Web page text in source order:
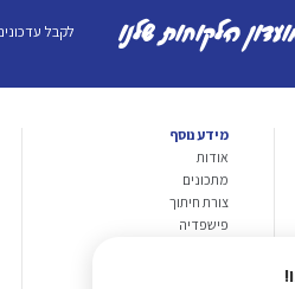
הלקוחות שלנו לקבל
מידע נוסף
אודות
מתכונים
צורת חיתוך
פישפדיה